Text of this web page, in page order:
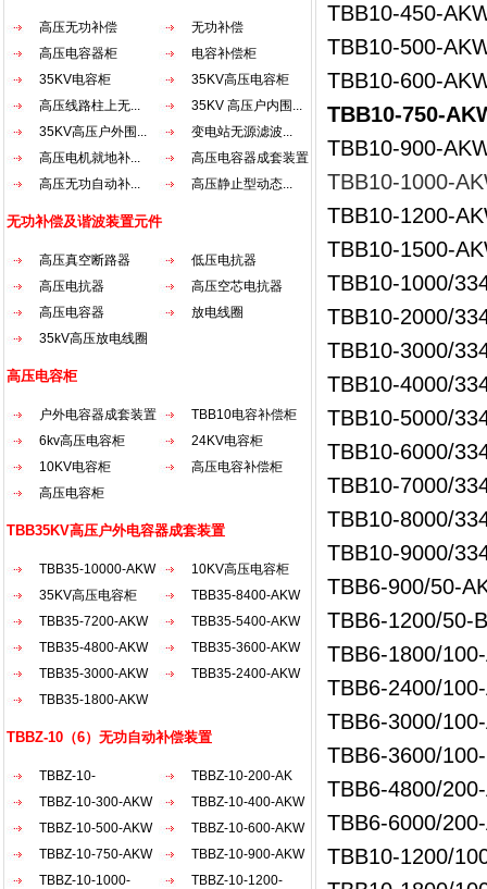
高压无功补偿
无功补偿
高压电容器柜
电容补偿柜
35KV电容柜
35KV高压电容柜
高压线路柱上无...
35KV 高压户内围...
35KV高压户外围...
变电站无源滤波...
高压电机就地补...
高压电容器成套装置
高压无功自动补...
高压静止型动态...
无功补偿及谐波装置元件
高压真空断路器
低压电抗器
高压电抗器
高压空芯电抗器
高压电容器
放电线圈
35kV高压放电线圈
高压电容柜
户外电容器成套装置
TBB10电容补偿柜
6kv高压电容柜
24KV电容柜
10KV电容柜
高压电容补偿柜
高压电容柜
TBB35KV高压户外电容器成套装置
TBB35-10000-AKW
10KV高压电容柜
35KV高压电容柜
TBB35-8400-AKW
TBB35-7200-AKW
TBB35-5400-AKW
TBB35-4800-AKW
TBB35-3600-AKW
TBB35-3000-AKW
TBB35-2400-AKW
TBB35-1800-AKW
TBBZ-10（6）无功自动补偿装置
TBBZ-10-
2100（30...
TBBZ-10-200-AK
TBBZ-10-300-AKW
TBBZ-10-400-AKW
TBBZ-10-500-AKW
TBBZ-10-600-AKW
TBBZ-10-750-AKW
TBBZ-10-900-AKW
TBBZ-10-1000-
TBBZ-10-1200-
TBB10-450-
TBB10-500-
TBB10-600-
TBB10-750-
TBB10-900-
TBB10-1000-
TBB10-1200-
TBB10-1500-
TBB10-1000/
TBB10-2000/
TBB10-3000/
TBB10-4000/
TBB10-5000/
TBB10-6000/
TBB10-7000/
TBB10-8000/
TBB10-9000/
TBB6-900/50-
TBB6-1200/50-
TBB6-1800/
TBB6-2400/
TBB6-3000/
TBB6-3600/
TBB6-4800/
TBB6-6000/
TBB10-1200/